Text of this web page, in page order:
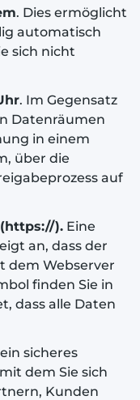
. Dies ermöglicht
automatisch
sich nicht
. Im Gegensatz
Datenräumen
in einem
über die
auf
). Eine
an, dass der
dem Webserver
finden Sie in
dass alle Daten
sicheres
dem Sie sich
Kunden